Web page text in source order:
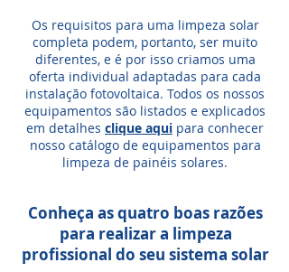
Os requisitos para uma limpeza solar
completa podem, portanto, ser muito
diferentes, e é por isso criamos uma
oferta individual adaptadas para cada
instalação fotovoltaica. Todos os nossos
equipamentos são listados e explicados
em detalhes clique aqui para conhecer
nosso catálogo de equipamentos para
limpeza de painéis solares.
Conheça as quatro boas razões
para realizar a limpeza
profissional do seu sistema solar